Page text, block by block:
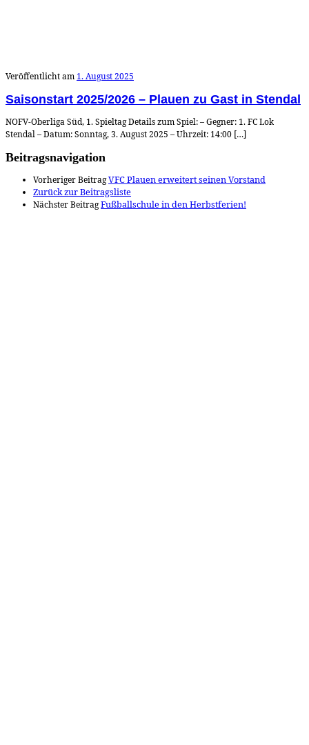
Veröffentlicht am 1. August 2025
Saisonstart 2025/2026 – Plauen zu Gast in Stendal
NOFV-Oberliga Süd, 1. Spieltag Details zum Spiel: – Gegner: 1. FC Lok
Stendal – Datum: Sonntag, 3. August 2025 – Uhrzeit: 14:00 […]
Beitragsnavigation
Vorheriger BeitragVFC Plauen erweitert seinen Vorstand
Zurück zur Beitragsliste
Nächster BeitragFußballschule in den Herbstferien!